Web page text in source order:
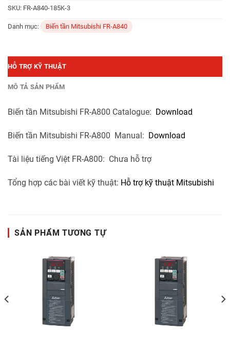
SKU: FR-A840-185K-3
Danh mục: Biến tần Mitsubishi FR-A840
HỖ TRỢ KỸ THUẬT
MÔ TẢ SẢN PHẨM
Biến tần Mitsubishi FR-A800 Catalogue: Download
Biến tần Mitsubishi FR-A800 Manual: Download
Tài liệu tiếng Việt FR-A800: Chưa hỗ trợ
Tổng hợp các bài viết kỹ thuật: Hỗ trợ kỹ thuật Mitsubishi
SẢN PHẨM TƯƠNG TỰ